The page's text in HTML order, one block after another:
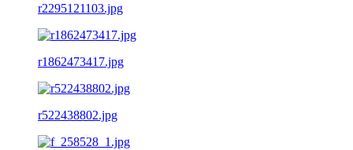
r2295121103.jpg
r1862473417.jpg
r522438802.jpg